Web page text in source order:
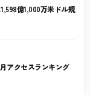
億1,000万米ドル規
アクセスランキング